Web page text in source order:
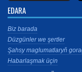
EDARA
Biz barada
Düzgünler we şertler
Şahsy maglumatlaryň
Habarlaşmak üçin